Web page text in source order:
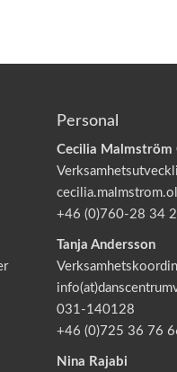
Personal
Cecilia Malmström
+46 (0)760-28 34
Tanja Andersson
031-140128
+46 (0)725 36 76
Nina Rajabi